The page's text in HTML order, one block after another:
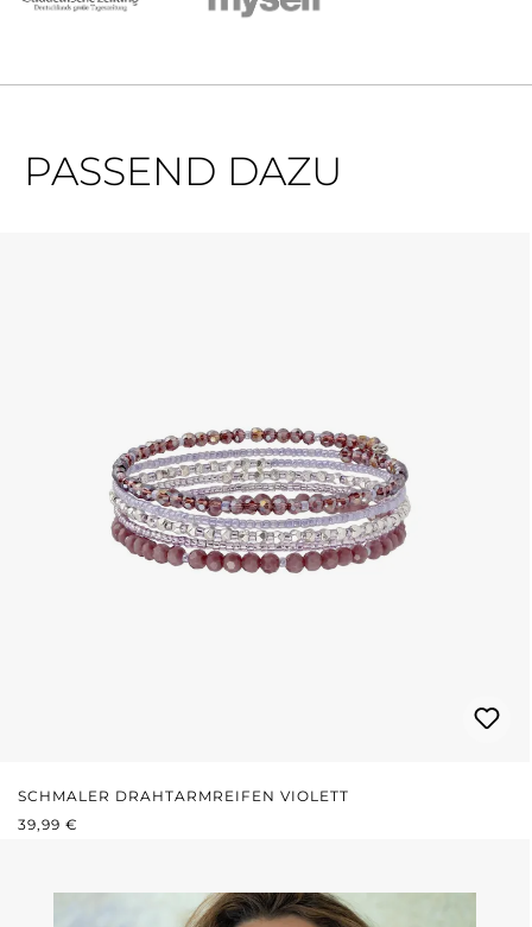
PASSEND DAZU
SCHMALER DRAHTARMREIFEN VIOLETT
REGULÄRER PREIS:
39,99 €